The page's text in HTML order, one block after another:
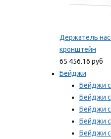
Держатель
кронштейн
65 456.16 руб
Бейджи
Бейджи с
Бейджи
Бейджи
Бейджи
Бейджи